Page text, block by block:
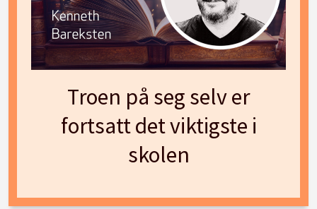
Troen på seg selv er
fortsatt det viktigste i
skolen